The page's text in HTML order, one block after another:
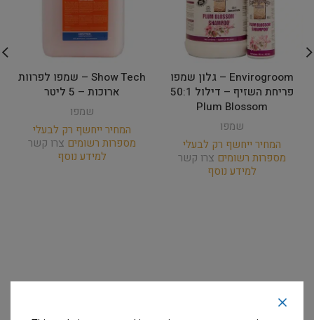
Envirogroom – גלון שמפו
פריחת השזיף – דילול 50:1
Plum Blossom
שמפו
המחיר ייחשף רק לבעלי
מספרות רשומים צרו קשר
למידע נוסף
Show Tech – שמפו לפרוות
ארוכות – 5 ליטר
שמפו
המחיר ייחשף רק לבעלי
מספרות רשומים צרו קשר
למידע נוסף